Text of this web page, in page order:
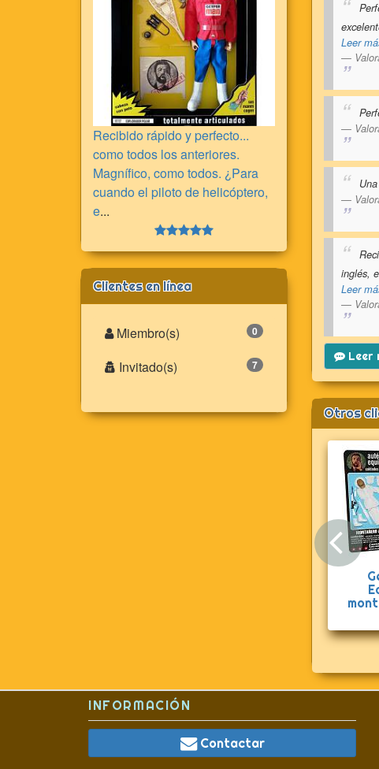
Leer
inglés,
Leer
Leer
Otros
Recibido rápido y perfecto...
como todos los anteriores.
Magnífico, como todos. ¿Para
cuando el piloto de helicóptero,
e...
Clientes en línea
0
Miembro(s)
7
Invitado(s)
INFORMACIÓN
Contactar